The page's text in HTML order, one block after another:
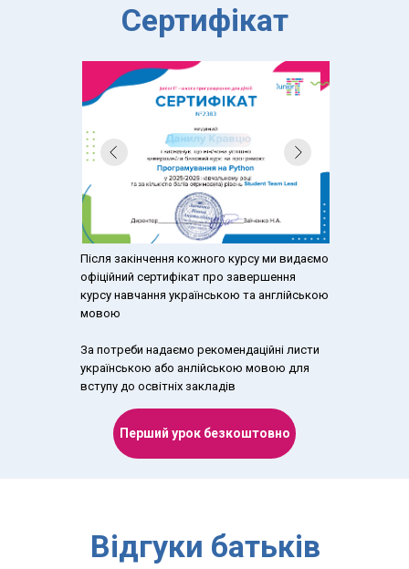
Сертифікат
Після закінчення кожного курсу ми видаємо
офіційний сертифікат про завершення
курсу навчання українською та англійською
мовою
За потреби надаємо рекомендаційні листи
українською або анлійською мовою для
вступу до освітніх закладів
Перший урок безкоштовно
Відгуки батьків